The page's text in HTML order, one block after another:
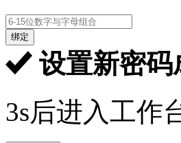
绑定
设置新密码
3s后进入工作